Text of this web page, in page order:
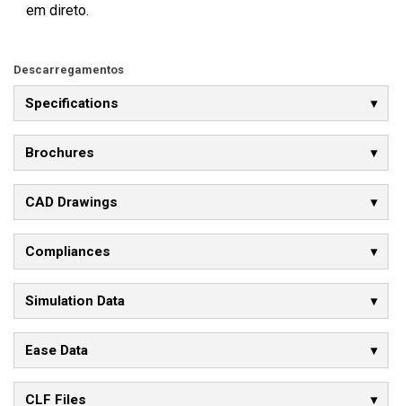
em direto.
Descarregamentos
Specifications
Brochures
CAD Drawings
Compliances
Simulation Data
Ease Data
CLF Files